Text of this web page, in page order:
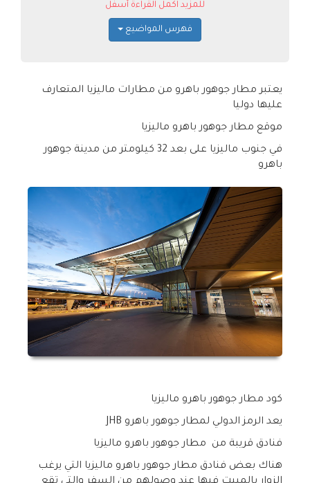
للمزيد اكمل القراءة أسفل
فهرس المواضيع
يعتبر مطار جوهور باهرو من مطارات ماليزيا المتعارف
عليها دوليا
موقع مطار جوهور باهرو ماليزيا
في جنوب ماليزيا على بعد 32 كيلومتر من مدينة جوهور
باهرو
كود مطار جوهور باهرو ماليزيا
يعد الرمز الدولي لمطار جوهور باهرو JHB
فنادق قريبة من مطار جوهور باهرو ماليزيا
هناك بعض فنادق مطار جوهور باهرو ماليزيا التي يرغب